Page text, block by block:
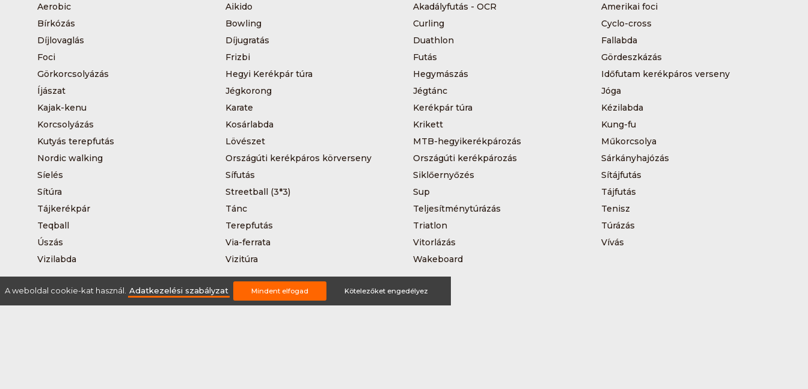
Aerobic Aikido Akadályfutás - OCR
Amerikai foci
Bírkózás
Bowling Curling
Cyclo-cross
Díjlovaglás
Díjugratás Duathlon
Fallabda
Foci
Frizbi Futás
Gördeszkázás
Görkorcsolyázás
Hegyi Kerékpár túra Hegymászás
Időfutam kerékpáros verseny
Íjászat
Jégkorong Jégtánc
Jóga
Kajak-kenu
Karate Kerékpár túra
Kézilabda
Korcsolyázás
Kosárlabda Krikett
Kung-fu
Kutyás terepfutás
Lövészet MTB-hegyikerékpározás
Műkorcsolya
Nordic walking
Országúti kerékpáros körverseny Országúti kerékpározás
Sárkányhajózás
Síelés
Sífutás Siklőernyőzés
Sítájfutás
Sítúra
Streetball (3*3) Sup
Tájfutás
Tájkerékpár
Tánc Teljesítménytúrázás
Tenisz
Teqball
Terepfutás Triatlon
Túrázás
Úszás
Via-ferrata Vitorlázás
Vívás
Vizilabda
Vizitúra Wakeboard
A weboldal cookie-kat használ. Adatkezelési szabályzat Mindent elfogad Kötelezőket engedélyez